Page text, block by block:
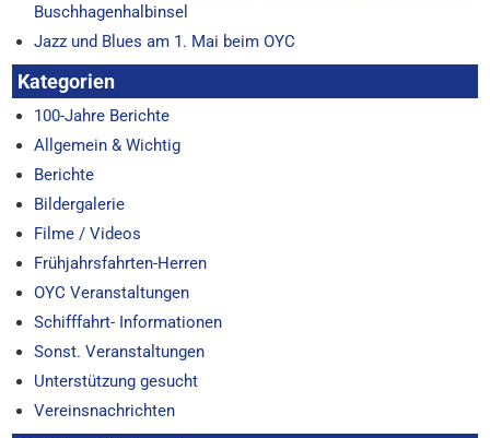
Buschhagenhalbinsel
Jazz und Blues am 1. Mai beim OYC
Kategorien
100-Jahre Berichte
Allgemein & Wichtig
Berichte
Bildergalerie
Filme / Videos
Frühjahrsfahrten-Herren
OYC Veranstaltungen
Schifffahrt- Informationen
Sonst. Veranstaltungen
Unterstützung gesucht
Vereinsnachrichten